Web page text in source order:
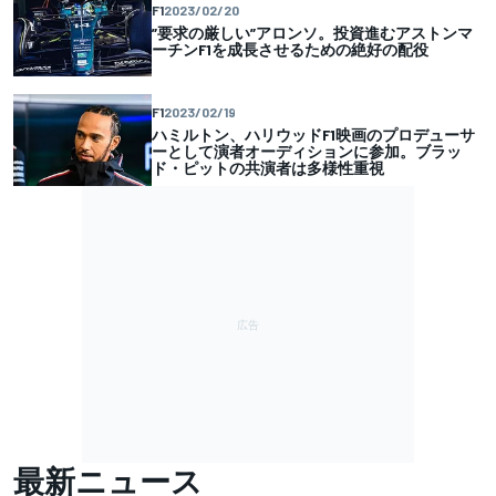
F12023/02/20
”要求の厳しい”アロンソ。投資進むアストンマ
ーチンF1を成長させるための絶好の配役
F12023/02/19
ハミルトン、ハリウッドF1映画のプロデューサ
ーとして演者オーディションに参加。ブラッ
ド・ピットの共演者は多様性重視
最新ニュース